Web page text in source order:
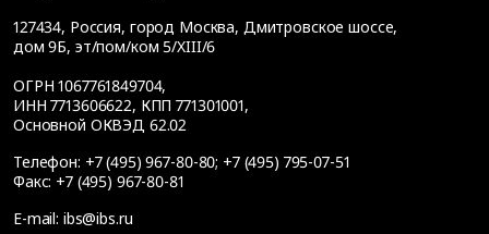
127434, Россия, город Москва, Дмитровское шоссе,
дом 9Б, эт/пом/ком 5/XIII/6
ОГРН 1067761849704,
ИНН 7713606622, КПП 771301001,
Основной ОКВЭД 62.02
Телефон: +7 (495) 967-80-80; +7 (495) 795-07-51
Факс: +7 (495) 967-80-81
E-mail: ibs@ibs.ru